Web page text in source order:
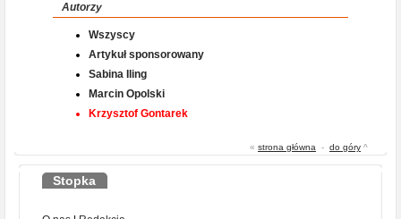
Autorzy
Wszyscy
Artykuł sponsorowany
Sabina Iling
Marcin Opolski
Krzysztof Gontarek
« strona główna - do góry ^
Stopka